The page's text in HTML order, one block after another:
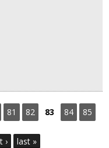
81 82 83 84 85
› last »